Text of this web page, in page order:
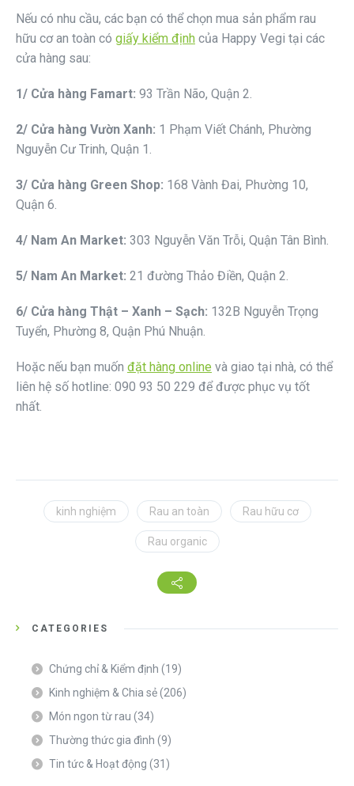
Nếu có nhu cầu, các bạn có thể chọn mua sản phẩm rau
hữu cơ an toàn có giấy kiểm định của Happy Vegi tại các
cửa hàng sau:
1/ Cửa hàng Famart: 93 Trần Não, Quận 2.
2/ Cửa hàng Vườn Xanh: 1 Phạm Viết Chánh, Phường
Nguyễn Cư Trinh, Quận 1.
3/ Cửa hàng Green Shop: 168 Vành Đai, Phường 10,
Quận 6.
4/ Nam An Market: 303 Nguyễn Văn Trỗi, Quận Tân Bình.
5/ Nam An Market: 21 đường Thảo Điền, Quận 2.
6/ Cửa hàng Thật – Xanh – Sạch: 132B Nguyễn Trọng
Tuyển, Phường 8, Quận Phú Nhuận.
Hoặc nếu bạn muốn đặt hàng online và giao tại nhà, có thể
liên hệ số hotline: 090 93 50 229 để được phục vụ tốt
nhất.
kinh nghiệm Rau an toàn Rau hữu cơ
Rau organic
CATEGORIES
Chứng chỉ & Kiểm định (19)
Kinh nghiệm & Chia sẻ(206)
Món ngon từ rau (34)
Thường thức gia đình (9)
Tin tức & Hoạt động (31)